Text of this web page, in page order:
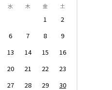
水 木 金 土
1
2
6 7 8
9
13 14 15
16
20 21 22
23
27 28 29
30